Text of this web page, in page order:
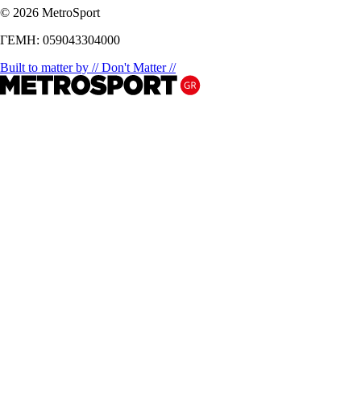
© 2026 MetroSport
ΓΕΜΗ: 059043304000
Built to matter by // Don't Matter //